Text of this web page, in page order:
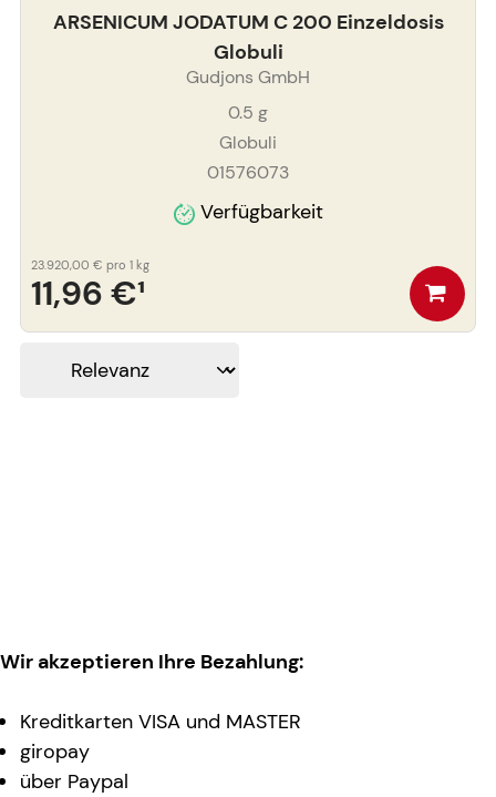
ARSENICUM JODATUM C 200 Einzeldosis
Globuli
Gudjons GmbH
0.5 g
Globuli
01576073
Verfügbarkeit
11,96 €¹
23.920,00 € pro 1 kg
Wir akzeptieren Ihre Bezahlung:
Kreditkarten VISA und MASTER
giropay
über Paypal